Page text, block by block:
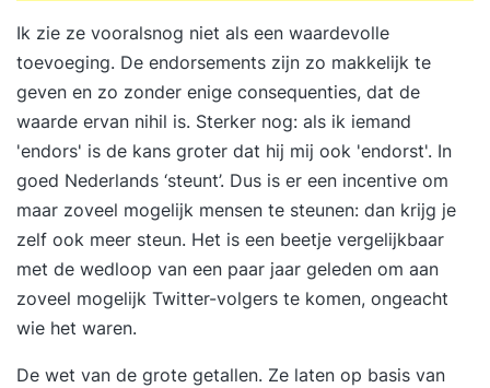
Ik zie ze vooralsnog niet als een waardevolle
toevoeging. De endorsements zijn zo makkelijk te
geven en zo zonder enige consequenties, dat de
waarde ervan nihil is. Sterker nog: als ik iemand
'endors' is de kans groter dat hij mij ook 'endorst'. In
goed Nederlands ‘steunt’. Dus is er een incentive om
maar zoveel mogelijk mensen te steunen: dan krijg je
zelf ook meer steun. Het is een beetje vergelijkbaar
met de wedloop van een paar jaar geleden om aan
zoveel mogelijk Twitter-volgers te komen, ongeacht
wie het waren.
De wet van de grote getallen. Ze laten op basis van